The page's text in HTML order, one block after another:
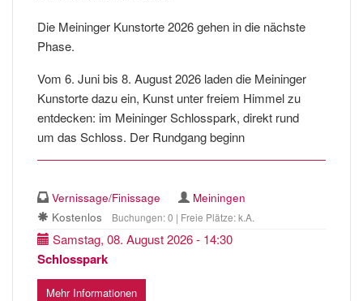
Die Meininger Kunstorte 2026 gehen in die nächste
Phase.
Vom 6. Juni bis 8. August 2026 laden die Meininger
Kunstorte dazu ein, Kunst unter freiem Himmel zu
entdecken: im Meininger Schlosspark, direkt rund
um das Schloss. Der Rundgang beginn
Vernissage/Finissage
Meiningen
Kostenlos
Buchungen: 0 | Freie Plätze: k.A.
Samstag, 08. August 2026 - 14:30
Schlosspark
Mehr Informationen